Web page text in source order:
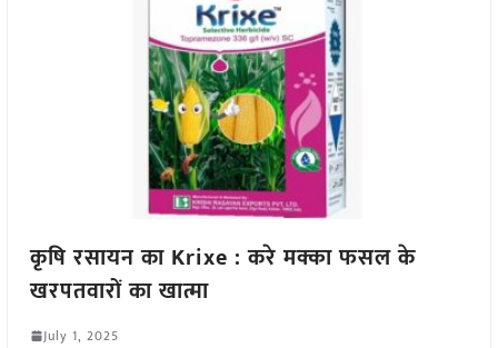
कृषि रसायन का Krixe : करे मक्का फसल के
खरपतवारों का खात्मा
July 1, 2025